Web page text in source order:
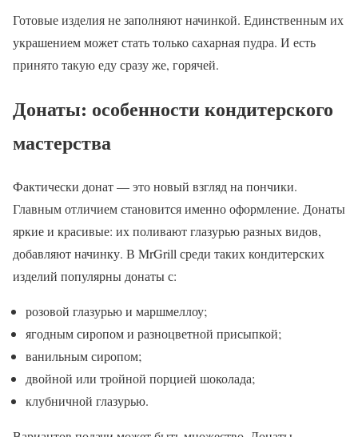
Готовые изделия не заполняют начинкой. Единственным их
украшением может стать только сахарная пудра. И есть
принято такую еду сразу же, горячей.
Донаты: особенности кондитерского
мастерства
Фактически донат — это новый взгляд на пончики.
Главным отличием становится именно оформление. Донаты
яркие и красивые: их поливают глазурью разных видов,
добавляют начинку. В MrGrill среди таких кондитерских
изделий популярны донаты с:
розовой глазурью и маршмеллоу;
ягодным сиропом и разноцветной присыпкой;
ванильным сиропом;
двойной или тройной порцией шоколада;
клубничной глазурью.